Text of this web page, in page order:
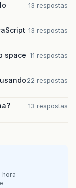
13 respostas
13 respostas
space 11 respostas
22 respostas
13 respostas
hora